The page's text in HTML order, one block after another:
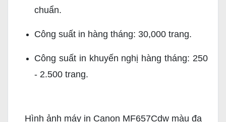
chuẩn.
Công suất in hàng tháng: 30,000 trang.
Công suất in khuyến nghị hàng tháng: 250
- 2.500 trang.
Hình ảnh máy in Canon MF657Cdw màu đa